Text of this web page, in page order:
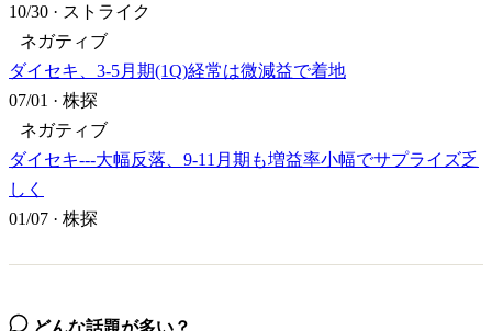
10/30 · ストライク
ネガティブ
ダイセキ、3-5月期(1Q)経常は微減益で着地
07/01 · 株探
ネガティブ
ダイセキ---大幅反落、9-11月期も増益率小幅でサプライズ乏
しく
01/07 · 株探
どんな話題が多い？